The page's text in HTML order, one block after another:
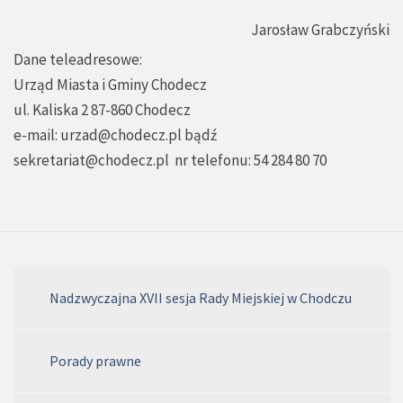
Jarosław Grabczyński
Dane teleadresowe:
Urząd Miasta i Gminy Chodecz
ul. Kaliska 2 87-860 Chodecz
e-mail: urzad@chodecz.pl bądź
sekretariat@chodecz.pl nr telefonu: 54 284 80 70
Nadzwyczajna XVII sesja Rady Miejskiej w Chodczu
Porady prawne